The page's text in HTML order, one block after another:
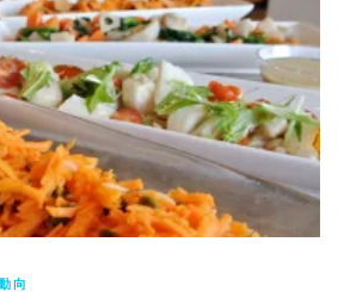
向